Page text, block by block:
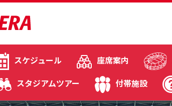
スケジュール 座席案内
スタジアムツアー 付帯施設